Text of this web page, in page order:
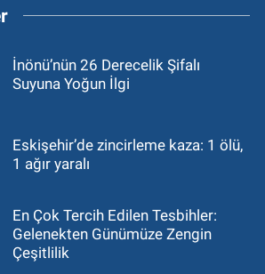
İnönü’nün 26 Derecelik Şifalı
Suyuna Yoğun İlgi
Eskişehir’de zincirleme kaza: 1 ölü,
1 ağır yaralı
En Çok Tercih Edilen Tesbihler:
Gelenekten Günümüze Zengin
Çeşitlilik